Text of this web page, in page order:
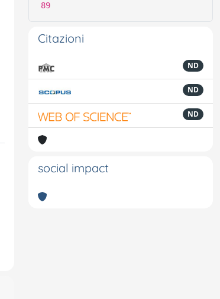
89
Citazioni
ND
ND
ND
social impact